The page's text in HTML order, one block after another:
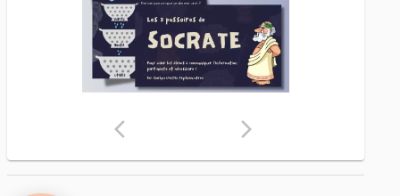
arrow_back_ios arrow_forward_ios